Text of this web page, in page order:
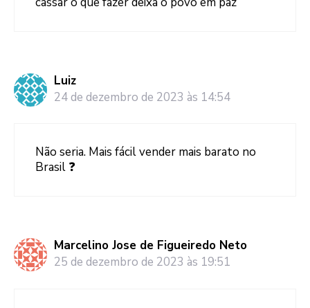
Luiz
24 de dezembro de 2023 às 14:54
Não seria. Mais fácil vender mais barato no
Brasil ❓
Marcelino Jose de Figueiredo Neto
25 de dezembro de 2023 às 19:51